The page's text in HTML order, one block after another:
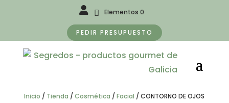
Elementos 0
PEDIR PRESUPUESTO
Inicio / Tienda /Cosmética /Facial /CONTORNO DE OJOS